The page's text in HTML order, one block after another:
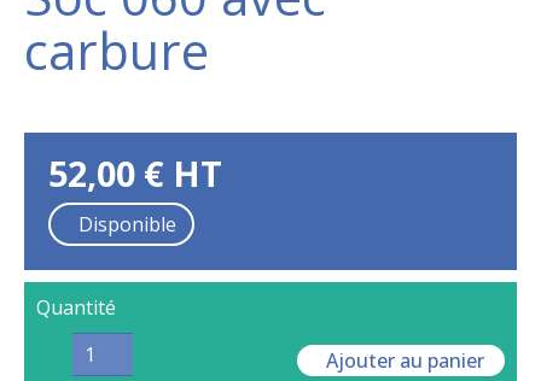
carbure
52,00 € HT
Disponible
Quantité
Ajouter au panier